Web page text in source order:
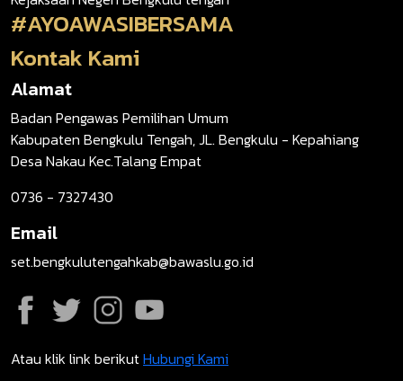
#AYOAWASIBERSAMA
Kontak Kami
Alamat
Badan Pengawas Pemilihan Umum
Kabupaten Bengkulu Tengah, JL. Bengkulu - Kepahiang
Desa Nakau Kec.Talang Empat
0736 - 7327430
Email
set.bengkulutengahkab@bawaslu.go.id
Atau klik link berikutHubungi Kami